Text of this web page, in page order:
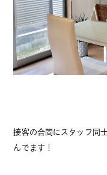
接客の合間にスタッフ同
んでます！